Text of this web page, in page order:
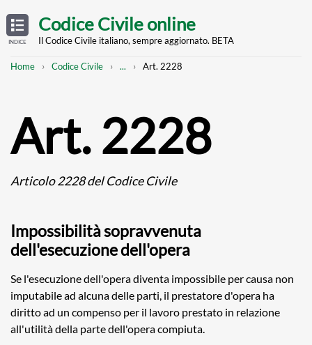
TABLE
OF
CONTENTS
INDICE
main
Codice Civile online
Il Codice Civile italiano, sempre aggiornato. BETA
Breadcrumb
Home Codice Civile
Mostra
... Art. 2228
Art. 2228
Articolo 2228 del Codice Civile
Impossibilità sopravvenuta
dell'esecuzione dell'opera
Se l'esecuzione dell'opera diventa impossibile per causa non
imputabile ad alcuna delle parti, il prestatore d'opera ha
diritto ad un compenso per il lavoro prestato in relazione
all'utilità della parte dell'opera compiuta.